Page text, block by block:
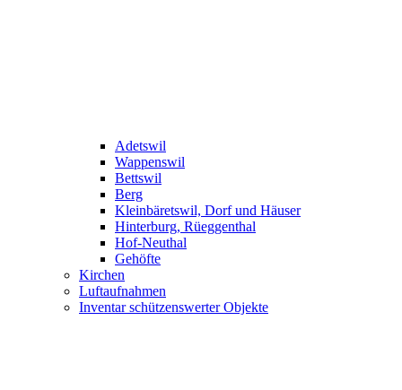
Adetswil
Wappenswil
Bettswil
Berg
Kleinbäretswil, Dorf und Häuser
Hinterburg, Rüeggenthal
Hof-Neuthal
Gehöfte
Kirchen
Luftaufnahmen
Inventar schützenswerter Objekte